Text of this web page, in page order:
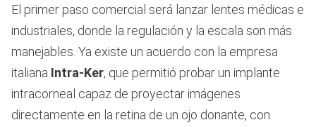
El primer paso comercial será lanzar lentes médicas e
industriales, donde la regulación y la escala son más
manejables. Ya existe un acuerdo con la empresa
italiana Intra-Ker, que permitió probar un implante
intracorneal capaz de proyectar imágenes
directamente en la retina de un ojo donante, con